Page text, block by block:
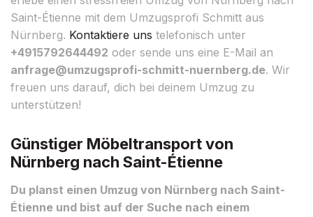
Saint-Étienne mit dem Umzugsprofi Schmitt aus
Nürnberg. Kontaktiere uns telefonisch unter
+4915792644492 oder sende uns eine E-Mail an
anfrage@umzugsprofi-schmitt-nuernberg.de. Wir
freuen uns darauf, dich bei deinem Umzug zu
unterstützen!
Günstiger Möbeltransport von
Nürnberg nach Saint-Étienne
Du planst einen Umzug von Nürnberg nach Saint-
Étienne und bist auf der Suche nach einem